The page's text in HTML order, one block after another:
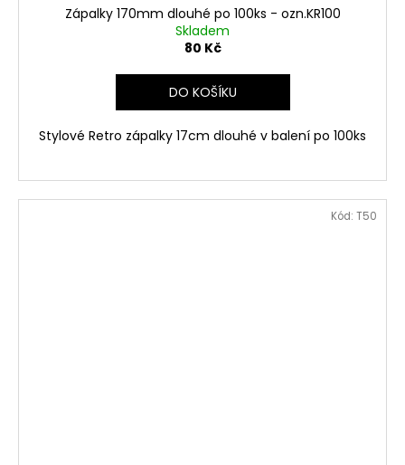
Zápalky 170mm dlouhé po 100ks - ozn.KR100
Skladem
80 Kč
DO KOŠÍKU
Stylové Retro zápalky 17cm dlouhé v balení po 100ks
Kód: T50